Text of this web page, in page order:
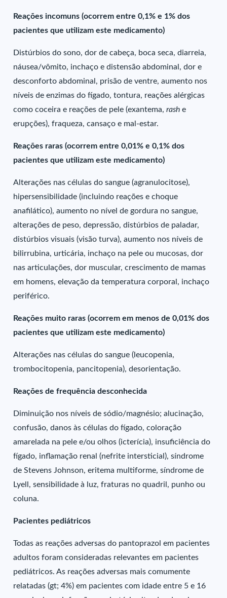
Reações incomuns (ocorrem entre 0,1% e 1% dos
pacientes que utilizam este medicamento)
Distúrbios do sono, dor de cabeça, boca seca, diarreia,
náusea/vômito, inchaço e distensão abdominal, dor e
desconforto abdominal, prisão de ventre, aumento nos
níveis de enzimas do fígado, tontura, reações alérgicas
como coceira e reações de pele (exantema, rashe
erupções), fraqueza, cansaço e mal-estar.
Reações raras (ocorrem entre 0,01% e 0,1% dos
pacientes que utilizam este medicamento)
Alterações nas células do sangue (agranulocitose),
hipersensibilidade (incluindo reações e choque
anafilático), aumento no nível de gordura no sangue,
alterações de peso, depressão, distúrbios de paladar,
distúrbios visuais (visão turva), aumento nos níveis de
bilirrubina, urticária, inchaço na pele ou mucosas, dor
nas articulações, dor muscular, crescimento de mamas
em homens, elevação da temperatura corporal, inchaço
periférico.
Reações muito raras (ocorrem em menos de 0,01% dos
pacientes que utilizam este medicamento)
Alterações nas células do sangue (leucopenia,
trombocitopenia, pancitopenia), desorientação.
Reações de frequência desconhecida
Diminuição nos níveis de sódio/magnésio; alucinação,
confusão, danos às células do fígado, coloração
amarelada na pele e/ou olhos (icterícia), insuficiência do
fígado, inflamação renal (nefrite intersticial), síndrome
de Stevens Johnson, eritema multiforme, síndrome de
Lyell, sensibilidade à luz, fraturas no quadril, punho ou
coluna.
Pacientes pediátricos
Todas as reações adversas do pantoprazol em pacientes
adultos foram consideradas relevantes em pacientes
pediátricos. As reações adversas mais comumente
relatadas (gt; 4%) em pacientes com idade entre 5 e 16